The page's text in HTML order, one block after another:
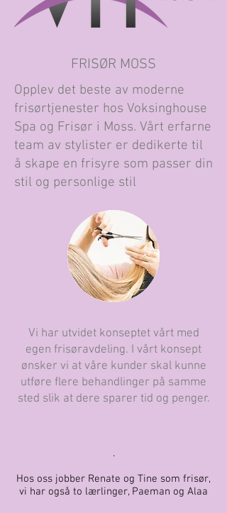
FRISØR MOSS
Opplev det beste av moderne
frisørtjenester hos Voksinghouse
Spa og Frisør i Moss. Vårt erfarne
team av stylister er dedikerte til
å skape en frisyre som passer din
stil og personlige stil
Vi har utvidet konseptet vårt med
egen frisøravdeling. I vårt konsept
ønsker vi at våre kunder skal kunne
utføre flere behandlinger på samme
sted slik at dere sparer tid og penger.
.
Hos oss jobber Renate og Tine som frisør,
vi har også to lærlinger, Paeman og Alaa